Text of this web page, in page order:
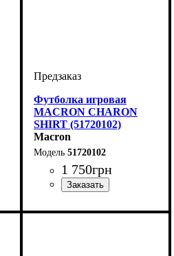
Футболка игровая
MACRON CHARON
SHIRT (51720102)
Macron
51720102
1 750грн